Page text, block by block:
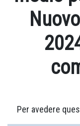
Per avedere